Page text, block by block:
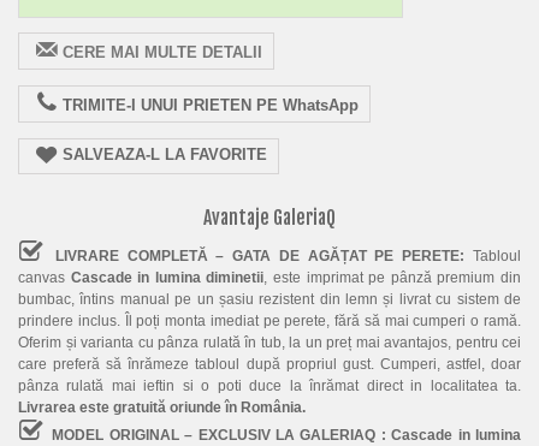
CERE MAI MULTE DETALII
TRIMITE-I UNUI PRIETEN PE WhatsApp
SALVEAZA-L LA FAVORITE
Avantaje GaleriaQ
LIVRARE COMPLETĂ – GATA DE AGĂȚAT PE PERETE:Tabloul
canvas Cascade in lumina diminetii, este imprimat pe pânză premium din
bumbac, întins manual pe un șasiu rezistent din lemn și livrat cu sistem de
prindere inclus. Îl poți monta imediat pe perete, fără să mai cumperi o ramă.
Oferim și varianta cu pânza rulată în tub, la un preț mai avantajos, pentru cei
care preferă să înrămeze tabloul după propriul gust. Cumperi, astfel, doar
pânza rulată mai ieftin si o poti duce la înrămat direct in localitatea ta.
Livrarea este gratuită oriunde în România.
MODEL ORIGINAL – EXCLUSIV LA GALERIAQ :Cascade in lumina